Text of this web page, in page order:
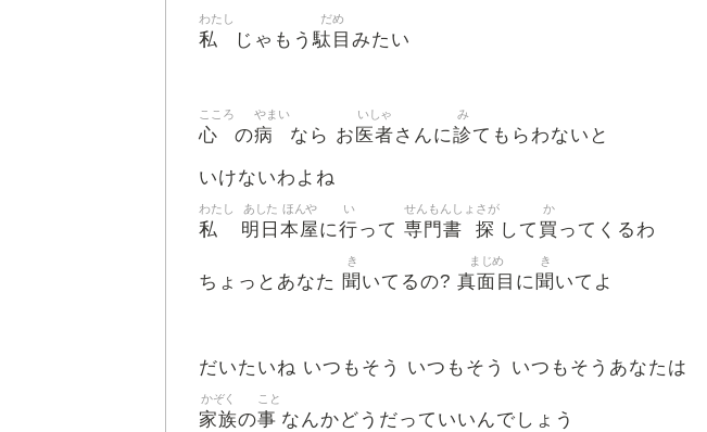
私
わたし
じゃもう駄目
だめ
みたい
心
こころ
の病
やまい
なら お 医者
いしゃ
さんに診
み
てもらわないと
いけないわよね
私
わたし
明日
あした
本屋
ほんや
に行
い
って 専門書
せんもんしょ
探
さが
して 買
か
ってくるわ
ちょっとあなた 聞
き
いてるの? 真面目
まじめ
に 聞
き
いてよ
だいたいね いつもそう いつもそう いつもそうあなたは
家族
かぞく
の事
こと
なんかどうだっていいんでしょう